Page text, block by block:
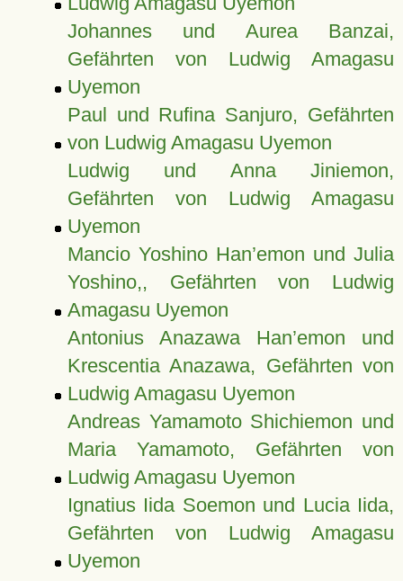
Johannes und Aurea Banzai,
Gefährten von Ludwig Amagasu
Uyemon
Paul und Rufina Sanjuro, Gefährten
von Ludwig Amagasu Uyemon
Ludwig und Anna Jiniemon,
Gefährten von Ludwig Amagasu
Uyemon
Mancio Yoshino Han’emon und Julia
Yoshino,, Gefährten von Ludwig
Amagasu Uyemon
Antonius Anazawa Han’emon und
Krescentia Anazawa, Gefährten von
Ludwig Amagasu Uyemon
Andreas Yamamoto Shichiemon und
Maria Yamamoto, Gefährten von
Ludwig Amagasu Uyemon
Ignatius Iida Soemon und Lucia Iida,
Gefährten von Ludwig Amagasu
Uyemon